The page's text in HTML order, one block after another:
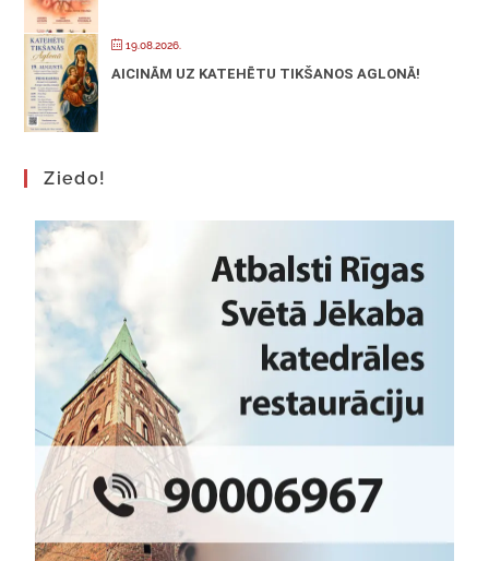
19.08.2026.
AICINĀM UZ KATEHĒTU TIKŠANOS AGLONĀ!
Ziedo!